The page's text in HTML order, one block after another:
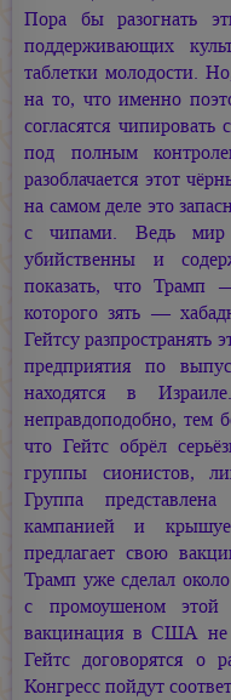
Пора бы разогнать
поддерживающих
таблетки молодости.
на то, что именно
согласятся
под полным
разоблачается этот
на самом деле это
с чипами. Ведь
убийственны и
показать, что Трамп
которого зять —
Гейтсу разпространять
предприятия по
находятся в
неправдоподобно, тем
что Гейтс обрёл
группы сионистов,
Группа представлена
кампанией и
предлагает свою
Трамп уже сделал
с промоушеном этой
вакцинация в США не
Гейтс договорятся о
Конгресс пойдут